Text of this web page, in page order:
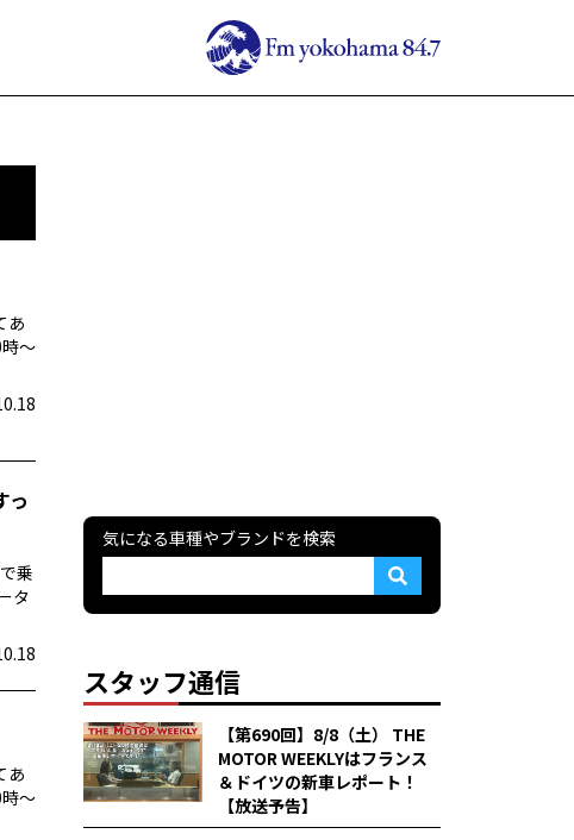
あ
〜
っ
乗
タ
あ
〜
気になる車種やブランドを検索
スタッフ通信
【第690回】8/8（土） THE
MOTOR WEEKLYはフランス
＆ドイツの新車レポート！
【放送予告】